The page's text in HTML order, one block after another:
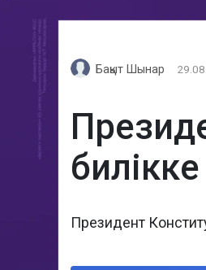
Бақыт Шынар
Президент